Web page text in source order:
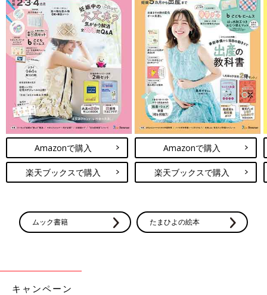
Amazonで購入
楽天ブックスで購入
Amazonで購入
楽天ブックスで購入
ムック書籍 たまひよの絵本
キャンペーン